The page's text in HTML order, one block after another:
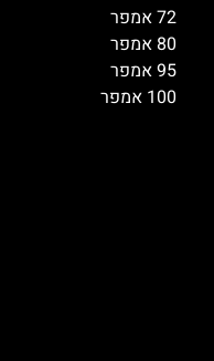
72 אמפר
80 אמפר
95 אמפר
100 אמפר